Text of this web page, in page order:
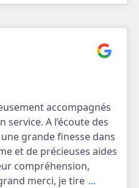
accompagnés
service. A l’écoute des
grande finesse dans
et de précieuses aides
compréhension,
merci, je tire ...